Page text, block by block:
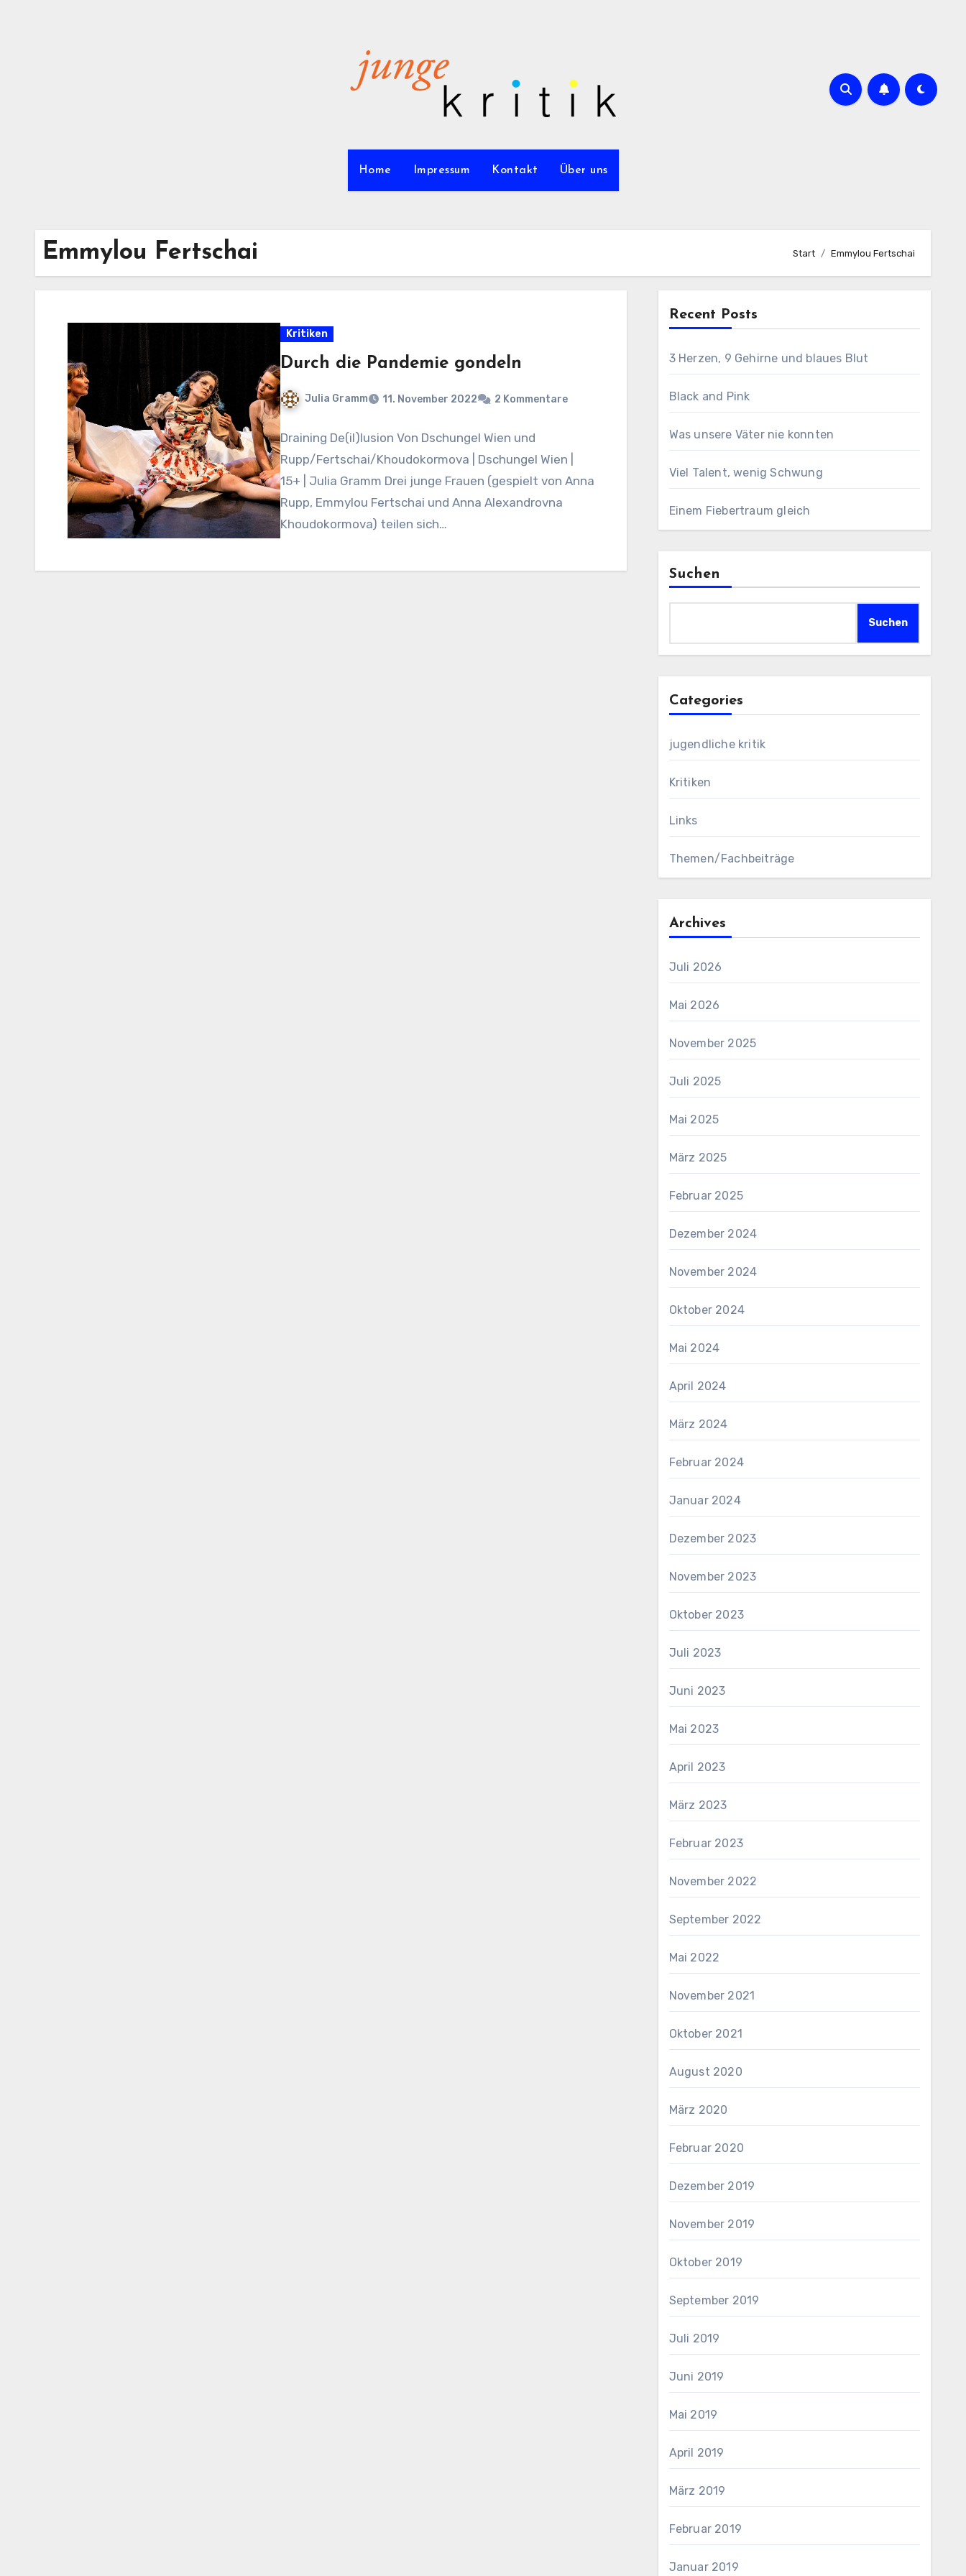
Home Impressum Kontakt Über uns
Emmylou Fertschai Start Emmylou Fertschai
Kritiken
Durch die Pandemie gondeln
Julia Gramm 11. November 2022 2 Kommentare
Draining De(il)lusion Von Dschungel Wien und
Rupp/Fertschai/Khoudokormova | Dschungel Wien |
15+ | Julia Gramm Drei junge Frauen (gespielt von Anna
Rupp, Emmylou Fertschai und Anna Alexandrovna
Khoudokormova) teilen sich…
Recent Posts
3 Herzen, 9 Gehirne und blaues Blut
Black and Pink
Was unsere Väter nie konnten
Viel Talent, wenig Schwung
Einem Fiebertraum gleich
Suchen
Suchen
Categories
jugendliche kritik
Kritiken
Links
Themen/Fachbeiträge
Archives
Juli 2026
Mai 2026
November 2025
Juli 2025
Mai 2025
März 2025
Februar 2025
Dezember 2024
November 2024
Oktober 2024
Mai 2024
April 2024
März 2024
Februar 2024
Januar 2024
Dezember 2023
November 2023
Oktober 2023
Juli 2023
Juni 2023
Mai 2023
April 2023
März 2023
Februar 2023
November 2022
September 2022
Mai 2022
November 2021
Oktober 2021
August 2020
März 2020
Februar 2020
Dezember 2019
November 2019
Oktober 2019
September 2019
Juli 2019
Juni 2019
Mai 2019
April 2019
März 2019
Februar 2019
Januar 2019